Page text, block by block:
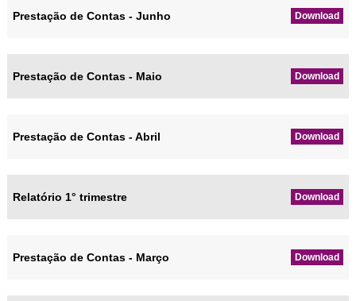
Download
Prestação de Contas - Junho
Download
Prestação de Contas - Maio
Download
Prestação de Contas - Abril
Download
Relatório 1° trimestre
Download
Prestação de Contas - Março